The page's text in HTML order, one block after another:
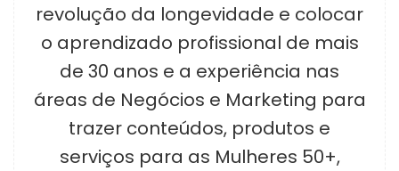
revolução da longevidade e colocar
o aprendizado profissional de mais
de 30 anos e a experiência nas
áreas de Negócios e Marketing para
trazer conteúdos, produtos e
serviços para as Mulheres 50+,